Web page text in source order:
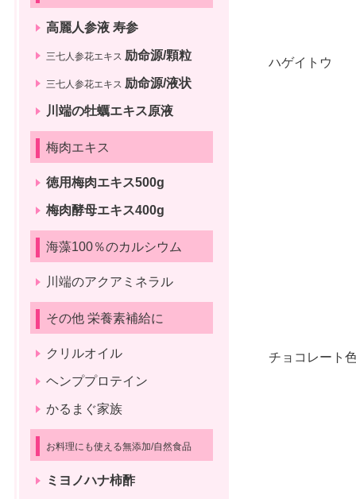
ハゲイトウ
チョコレート
高麗人参液 寿参
三七人参花エキス 励命源/顆粒
三七人参花エキス 励命源/液状
川端の牡蠣エキス原液
梅肉エキス
徳用梅肉エキス500g
梅肉酵母エキス400g
海藻100％のカルシウム
川端のアクアミネラル
その他 栄養素補給に
クリルオイル
ヘンププロテイン
かるまぐ家族
お料理にも使える無添加/自然食品
ミヨノハナ柿酢